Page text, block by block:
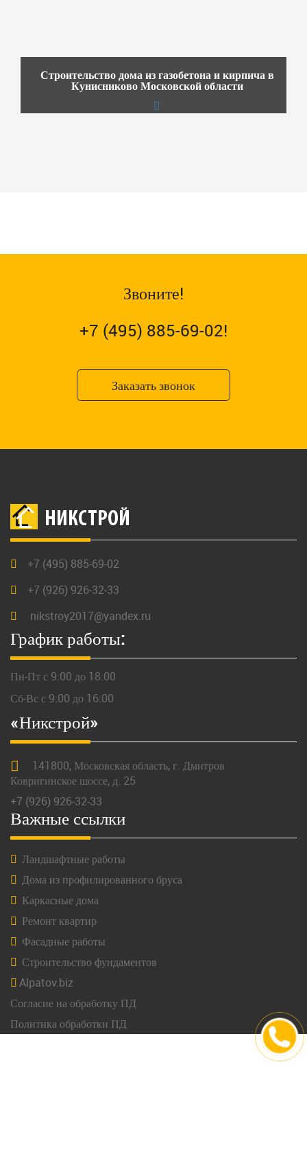
Строительство дома из газобетона и кирпича в
Кунисниково Московской области
Звоните!
+7 (495) 885-69-02!
Заказать звонок
НИКСТРОЙ
+7 (495) 885-69-02
+7 (926) 926-32-33
nikstroy2017@yandex.ru
График работы:
Пн-Пт с 9:00 до 18:00
Сб-Вс с 9:00 до 16:00
«Никстрой»
141800, Московская область, г. Дмитров
Ковригинское шоссе, д. 25
+7 (926) 926-32-33
Важные ссылки
Ландшафтные работы
Дома из профилированного бруса
Каркасные дома
Ремонт квартир
Фасадные работы
Строительство фундаментов
Alpatov.biz
Согласие на обработку ПД
Политика обработки ПД